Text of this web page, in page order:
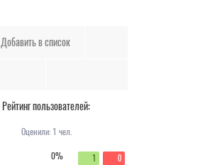
Добавить в список
Рейтинг пользователей:
Оценили: 1 чел.
0% 1 0